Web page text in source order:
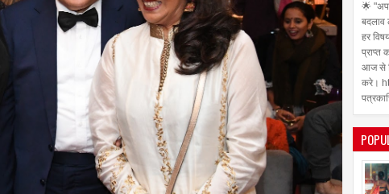
🌟
बदलाव
हर
प्राप्त
आज से
करे।